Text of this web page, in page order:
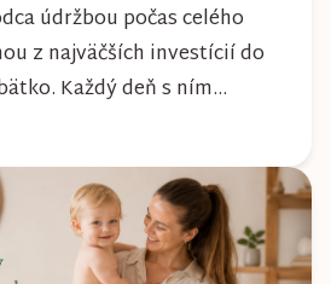
údržbou počas celého
z najväčších investícií do
Každý deň s ním
po meste, v parkoch,
aj počas nepriaznivého
starostlivosťou si však
vám bude spoľahlivo slúžiť
si svoj krásny vzhľ...